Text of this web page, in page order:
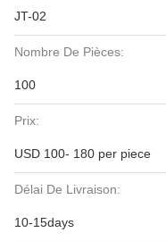
JT-02
Nombre De Pièces:
100
Prix:
USD 100- 180 per piece
Délai De Livraison:
10-15days